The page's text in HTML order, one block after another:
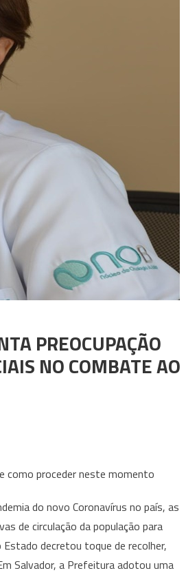
PREOCUPAÇÃO
NO COMBATE AO
como proceder neste momento
do novo Coronavírus no país, as
de circulação da população para
decretou toque de recolher,
Salvador, a Prefeitura adotou uma